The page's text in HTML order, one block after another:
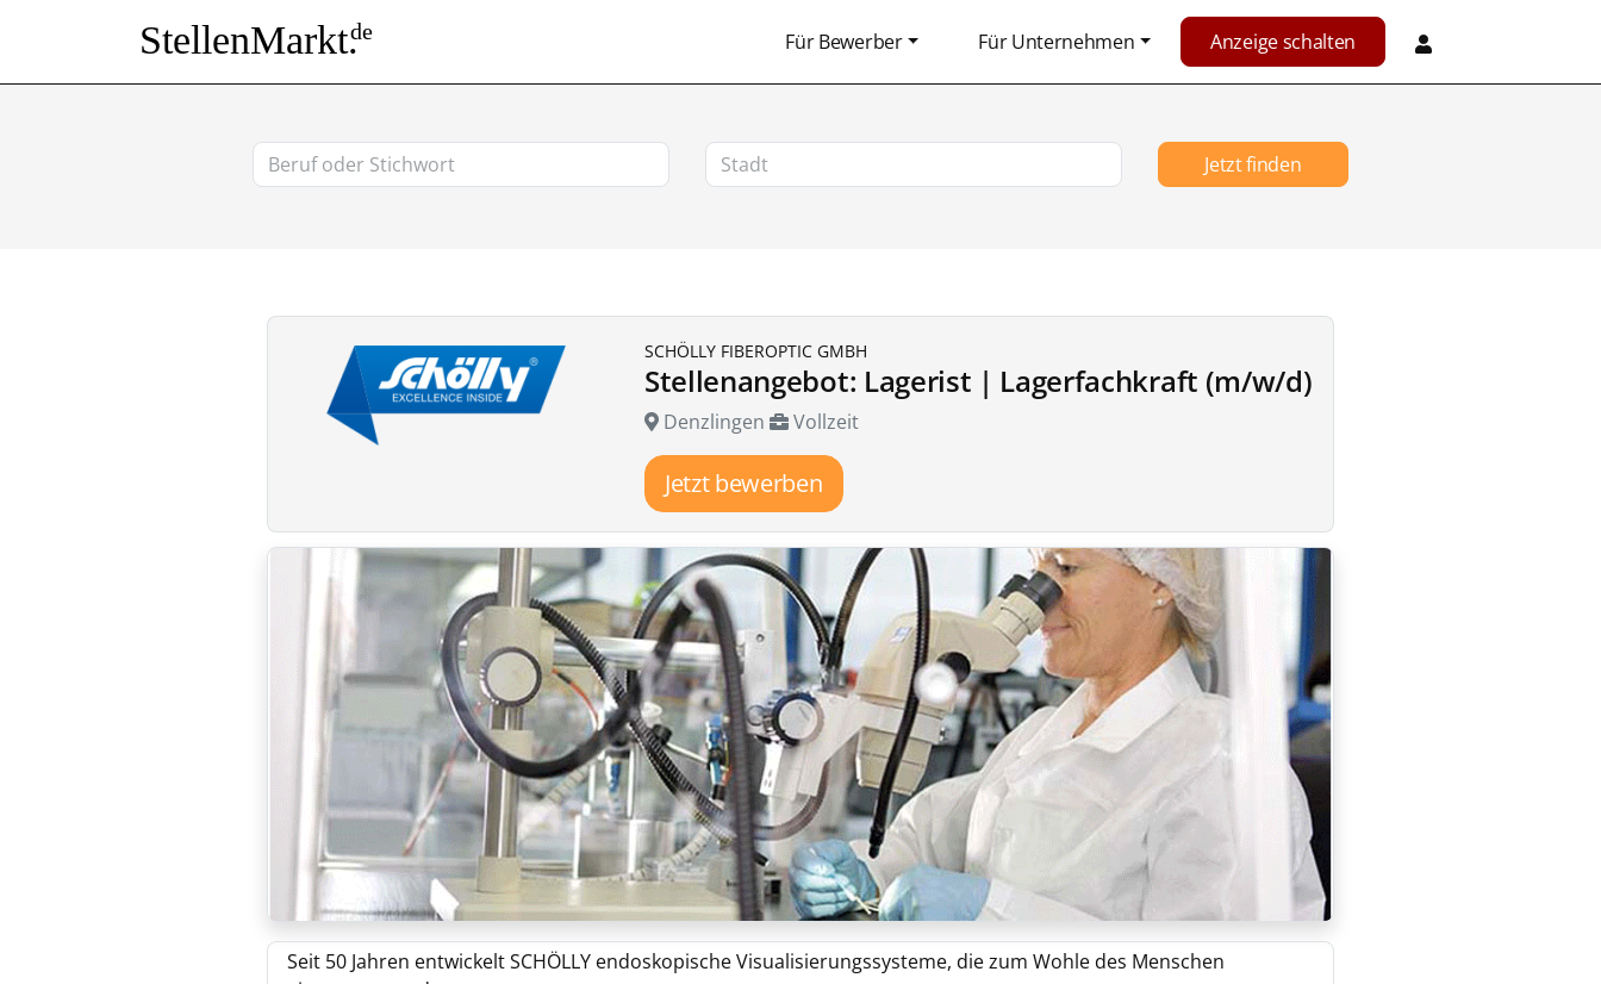
StellenMarkt.de Für Bewerber Für Unternehmen Anzeige schalten
Jetzt finden
SCHÖLLY FIBEROPTIC GMBH
Stellenangebot: Lagerist | Lagerfachkraft (m/w/d)
Denzlingen Vollzeit
Jetzt bewerben
Seit 50 Jahren entwickelt SCHÖLLY endoskopische Visualisierungssysteme, die zum Wohle des Menschen